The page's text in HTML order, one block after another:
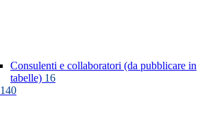
Consulenti e collaboratori (da pubblicare in
tabelle) 16
140